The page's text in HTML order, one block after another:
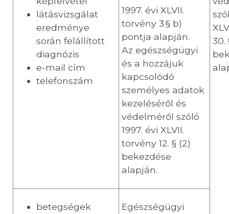
látásvizsgálat
eredménye
során felállított
diagnózis
e-mail cím
telefonszám
1997. évi XLVII.
törvény 3.§ b)
pontja alapján.
Az egészségügyi
és a hozzájuk
kapcsolódó
személyes adatok
kezeléséről és
védelméről szóló
1997. évi XLVII.
törvény 12. § (2)
bekezdése
alapján.
30.
betegségek
Egészségügyi